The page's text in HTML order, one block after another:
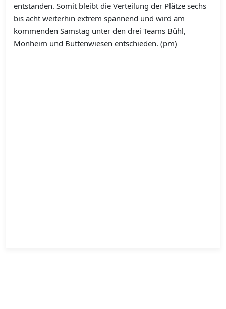
entstanden. Somit bleibt die Verteilung der Plätze sechs
bis acht weiterhin extrem spannend und wird am
kommenden Samstag unter den drei Teams Bühl,
Monheim und Buttenwiesen entschieden. (pm)